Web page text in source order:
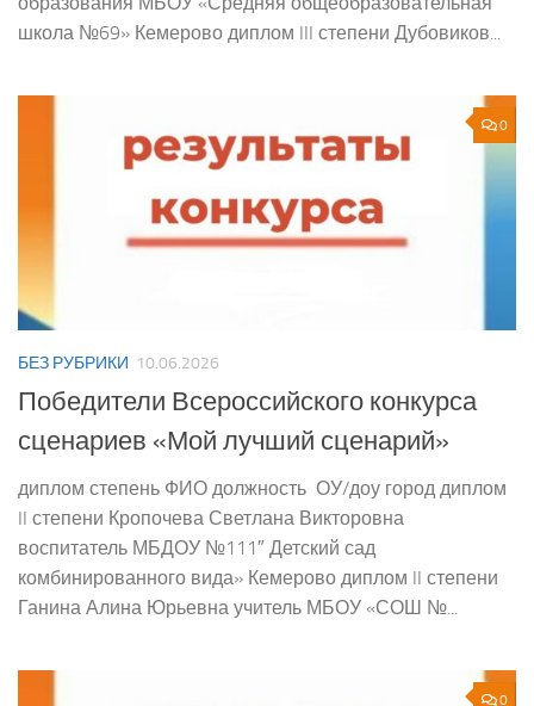
школа №69» Кемерово диплом III степени Дубовиков...
0
БЕЗ РУБРИКИ 10.06.2026
Победители Всероссийского конкурса
сценариев «Мой лучший сценарий»
диплом степень ФИО должность ОУ/доу город диплом
II степени Кропочева Светлана Викторовна
воспитатель МБДОУ №111″ Детский сад
комбинированного вида» Кемерово диплом II степени
Ганина Алина Юрьевна учитель МБОУ «СОШ №...
0